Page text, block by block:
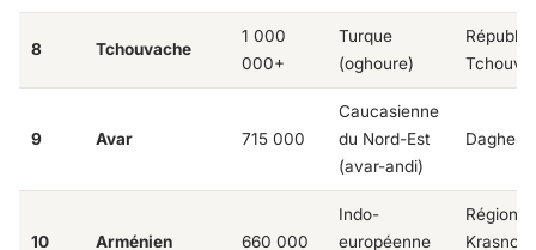
8 Tchouvache
1 000
000+
Turque
(oghoure)
9 Avar 715 000
Caucasienne
du Nord-Est
(avar-andi)
10 Arménien 660 000
Indo-
européenne
Région